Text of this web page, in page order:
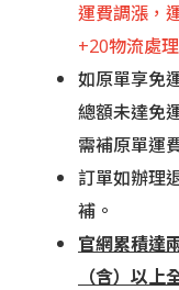
運費調漲，
+20物流處
如原單享免
總額未達免
需補原單運
訂單如辦理
補。
官網累積達
（含）以